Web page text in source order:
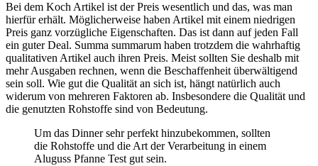
Bei dem Koch Artikel ist der Preis wesentlich und das, was man
hierfür erhält. Möglicherweise haben Artikel mit einem niedrigen
Preis ganz vorzügliche Eigenschaften. Das ist dann auf jeden Fall
ein guter Deal. Summa summarum haben trotzdem die wahrhaftig
qualitativen Artikel auch ihren Preis. Meist sollten Sie deshalb mit
mehr Ausgaben rechnen, wenn die Beschaffenheit überwältigend
sein soll. Wie gut die Qualität an sich ist, hängt natürlich auch
widerum von mehreren Faktoren ab. Insbesondere die Qualität und
die genutzten Rohstoffe sind von Bedeutung.
Um das Dinner sehr perfekt hinzubekommen, sollten
die Rohstoffe und die Art der Verarbeitung in einem
Aluguss Pfanne Test gut sein.